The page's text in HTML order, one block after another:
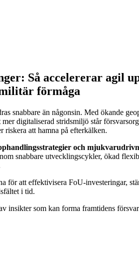
Så accelererar agil
förmåga
snabbare än någonsin. Med ökande
digitaliserad stridsmiljö står
riskera att hamna på efterkälken.
och
snabbare utvecklingscykler, ökad
för att effektivisera FoU-investeringar,
i tid.
insikter som kan forma framtidens